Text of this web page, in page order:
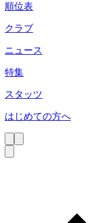
順位表
クラブ
ニュース
特集
スタッツ
はじめての方へ